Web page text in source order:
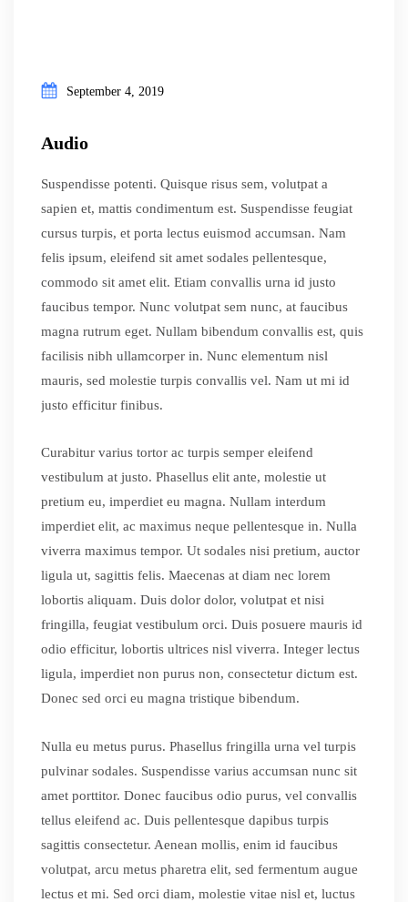
September 4, 2019
Audio
Suspendisse potenti. Quisque risus sem, volutpat a
sapien et, mattis condimentum est. Suspendisse feugiat
cursus turpis, et porta lectus euismod accumsan. Nam
felis ipsum, eleifend sit amet sodales pellentesque,
commodo sit amet elit. Etiam convallis urna id justo
faucibus tempor. Nunc volutpat sem nunc, at faucibus
magna rutrum eget. Nullam bibendum convallis est, quis
facilisis nibh ullamcorper in. Nunc elementum nisl
mauris, sed molestie turpis convallis vel. Nam ut mi id
justo efficitur finibus.
Curabitur varius tortor ac turpis semper eleifend
vestibulum at justo. Phasellus elit ante, molestie ut
pretium eu, imperdiet eu magna. Nullam interdum
imperdiet elit, ac maximus neque pellentesque in. Nulla
viverra maximus tempor. Ut sodales nisi pretium, auctor
ligula ut, sagittis felis. Maecenas at diam nec lorem
lobortis aliquam. Duis dolor dolor, volutpat et nisi
fringilla, feugiat vestibulum orci. Duis posuere mauris id
odio efficitur, lobortis ultrices nisl viverra. Integer lectus
ligula, imperdiet non purus non, consectetur dictum est.
Donec sed orci eu magna tristique bibendum.
Nulla eu metus purus. Phasellus fringilla urna vel turpis
pulvinar sodales. Suspendisse varius accumsan nunc sit
amet porttitor. Donec faucibus odio purus, vel convallis
tellus eleifend ac. Duis pellentesque dapibus turpis
sagittis consectetur. Aenean mollis, enim id faucibus
volutpat, arcu metus pharetra elit, sed fermentum augue
lectus et mi. Sed orci diam, molestie vitae nisl et, luctus